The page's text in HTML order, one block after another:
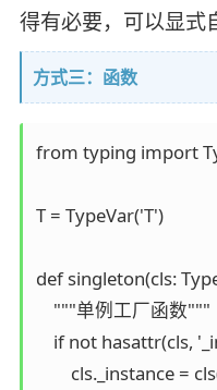
得有必要，可以显式
方式三：函数
from typing import
T = TypeVar('T')
def singleton(cls:
    """单例工厂函数"""
if not hasattr(cls,
cls._instance =